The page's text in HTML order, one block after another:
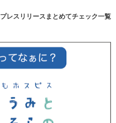
プレスリリースまとめてチェック一覧